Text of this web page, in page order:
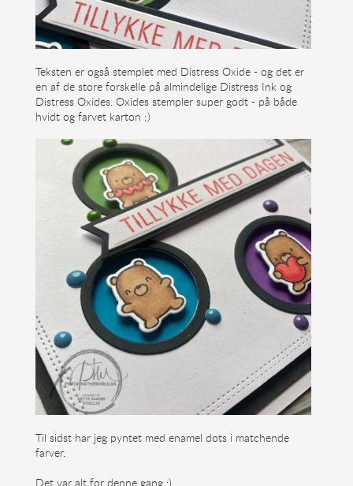
Teksten er også stemplet med Distress Oxide - og det er
en af de store forskelle på almindelige Distress Ink og
Distress Oxides. Oxides stempler super godt - på både
hvidt og farvet karton ;)
Til sidst har jeg pyntet med enamel dots i matchende
farver.
Det var alt for denne gang :)